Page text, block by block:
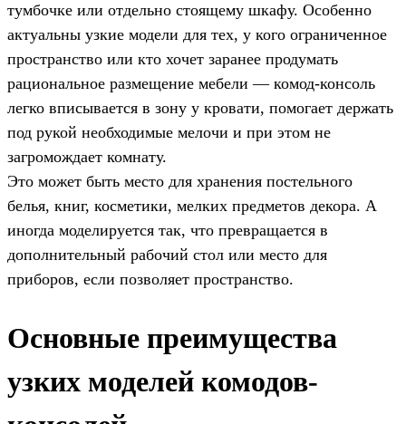
тумбочке или отдельно стоящему шкафу. Особенно
актуальны узкие модели для тех, у кого ограниченное
пространство или кто хочет заранее продумать
рациональное размещение мебели — комод-консоль
легко вписывается в зону у кровати, помогает держать
под рукой необходимые мелочи и при этом не
загромождает комнату.
Это может быть место для хранения постельного
белья, книг, косметики, мелких предметов декора. А
иногда моделируется так, что превращается в
дополнительный рабочий стол или место для
приборов, если позволяет пространство.
Основные преимущества
узких моделей комодов-